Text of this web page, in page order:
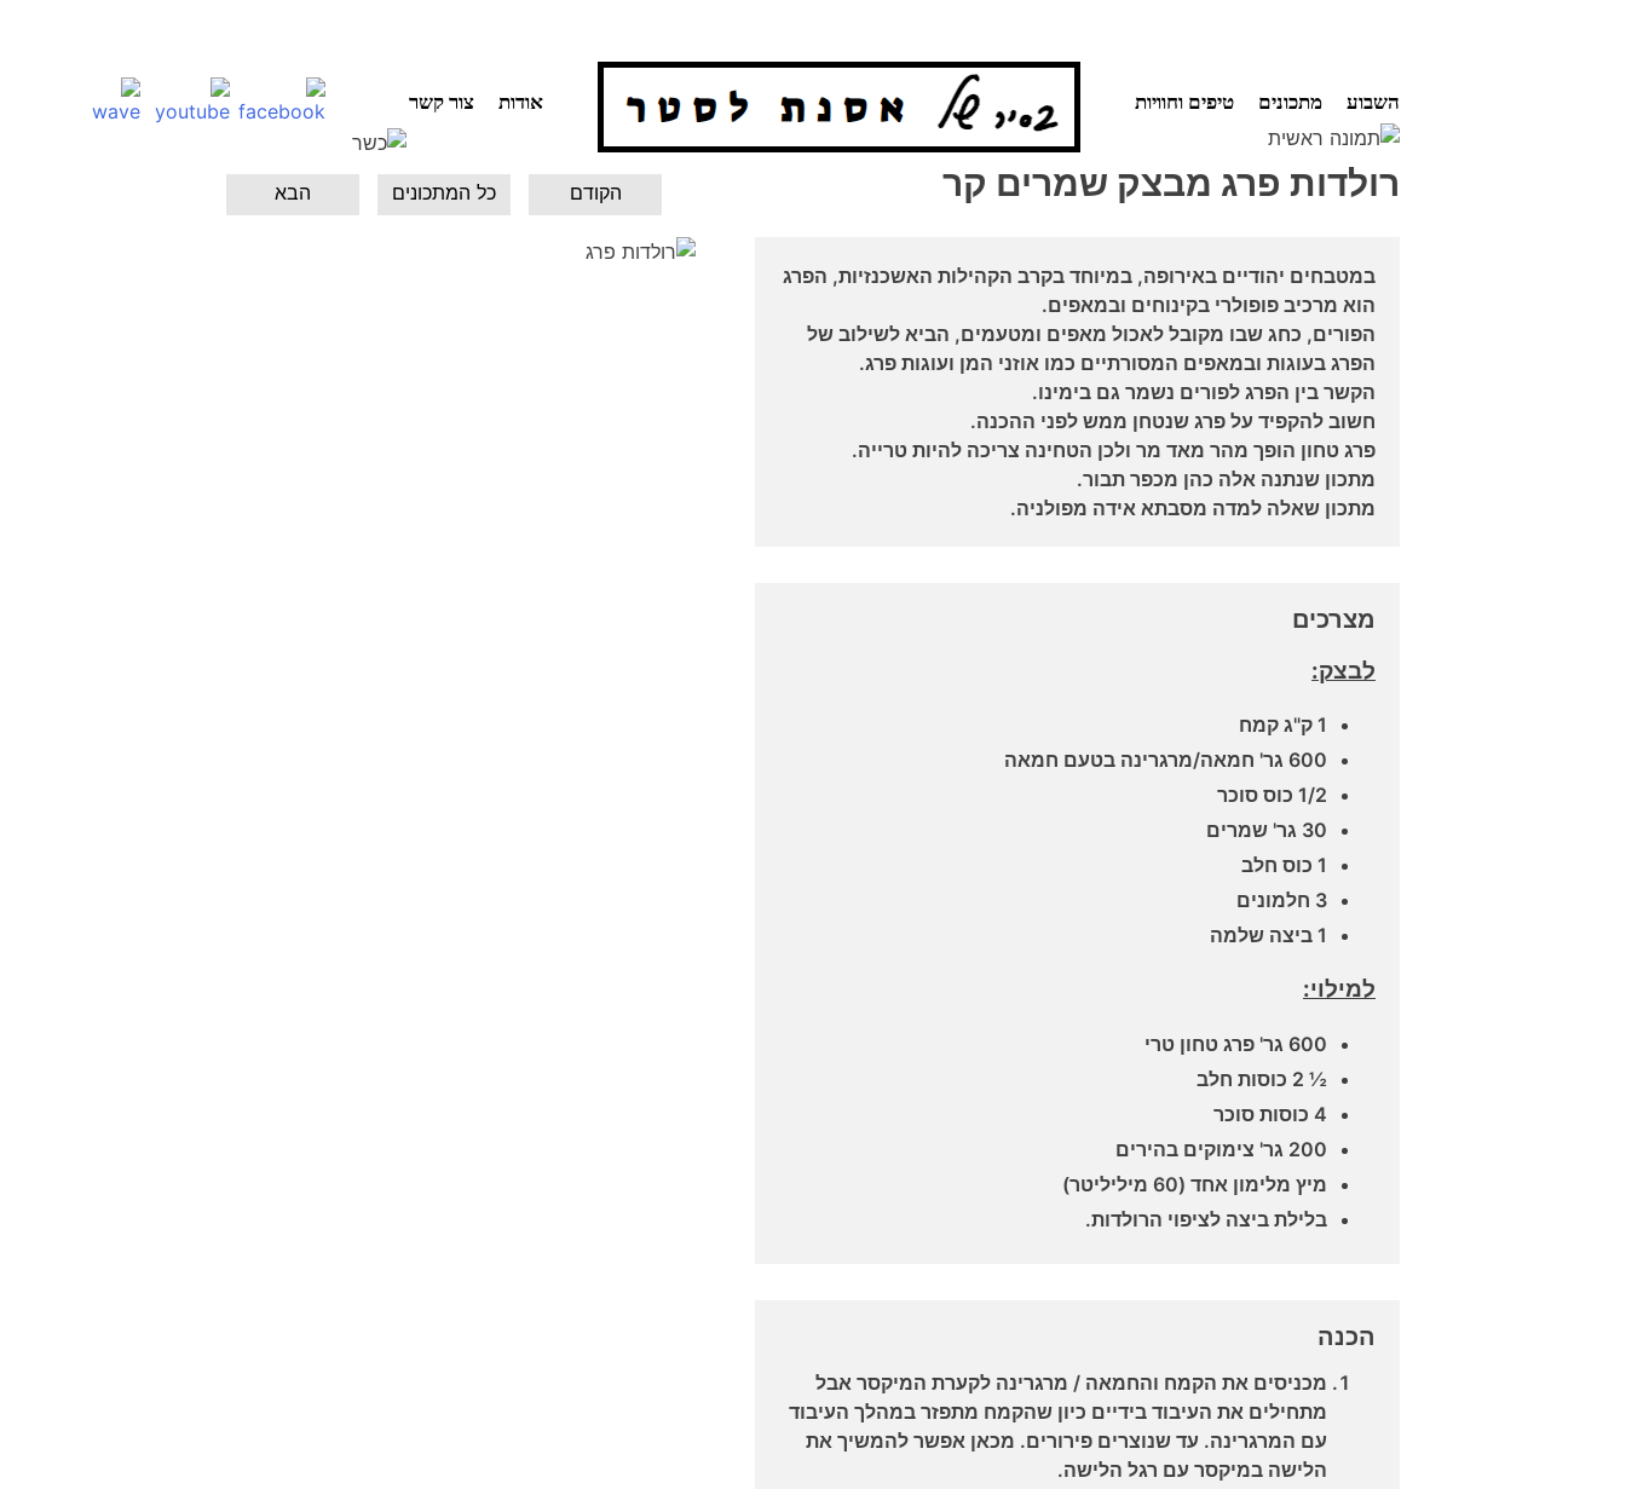
השבוע מתכונים טיפים וחוויות אודות צור קשר
רולדות פרג מבצק שמרים קר הבא כל המתכונים הקודם
במטבחים יהודיים באירופה, במיוחד בקרב הקהילות האשכנזיות, הפרג
הוא מרכיב פופולרי בקינוחים ובמאפים.
הפורים, כחג שבו מקובל לאכול מאפים ומטעמים, הביא לשילוב של
הפרג בעוגות ובמאפים המסורתיים כמו אוזני המן ועוגות פרג.
הקשר בין הפרג לפורים נשמר גם בימינו.
חשוב להקפיד על פרג שנטחן ממש לפני ההכנה.
פרג טחון הופך מהר מאד מר ולכן הטחינה צריכה להיות טרייה.
מתכון שנתנה אלה כהן מכפר תבור.
מתכון שאלה למדה מסבתא אידה מפולניה.
מצרכים
לבצק:
1 ק"ג קמח
600 גר' חמאה/מרגרינה בטעם חמאה
1/2 כוס סוכר
30 גר' שמרים
1 כוס חלב
3 חלמונים
1 ביצה שלמה
למילוי:
600 גר' פרג טחון טרי
½ 2 כוסות חלב
4 כוסות סוכר
200 גר' צימוקים בהירים
מיץ מלימון אחד (60 מיליליטר)
בלילת ביצה לציפוי הרולדות.
הכנה
מכניסים את הקמח והחמאה / מרגרינה לקערת המיקסר אבל
מתחילים את העיבוד בידיים כיון שהקמח מתפזר במהלך העיבוד
עם המרגרינה. עד שנוצרים פירורים. מכאן אפשר להמשיך את
הלישה במיקסר עם רגל הלישה.